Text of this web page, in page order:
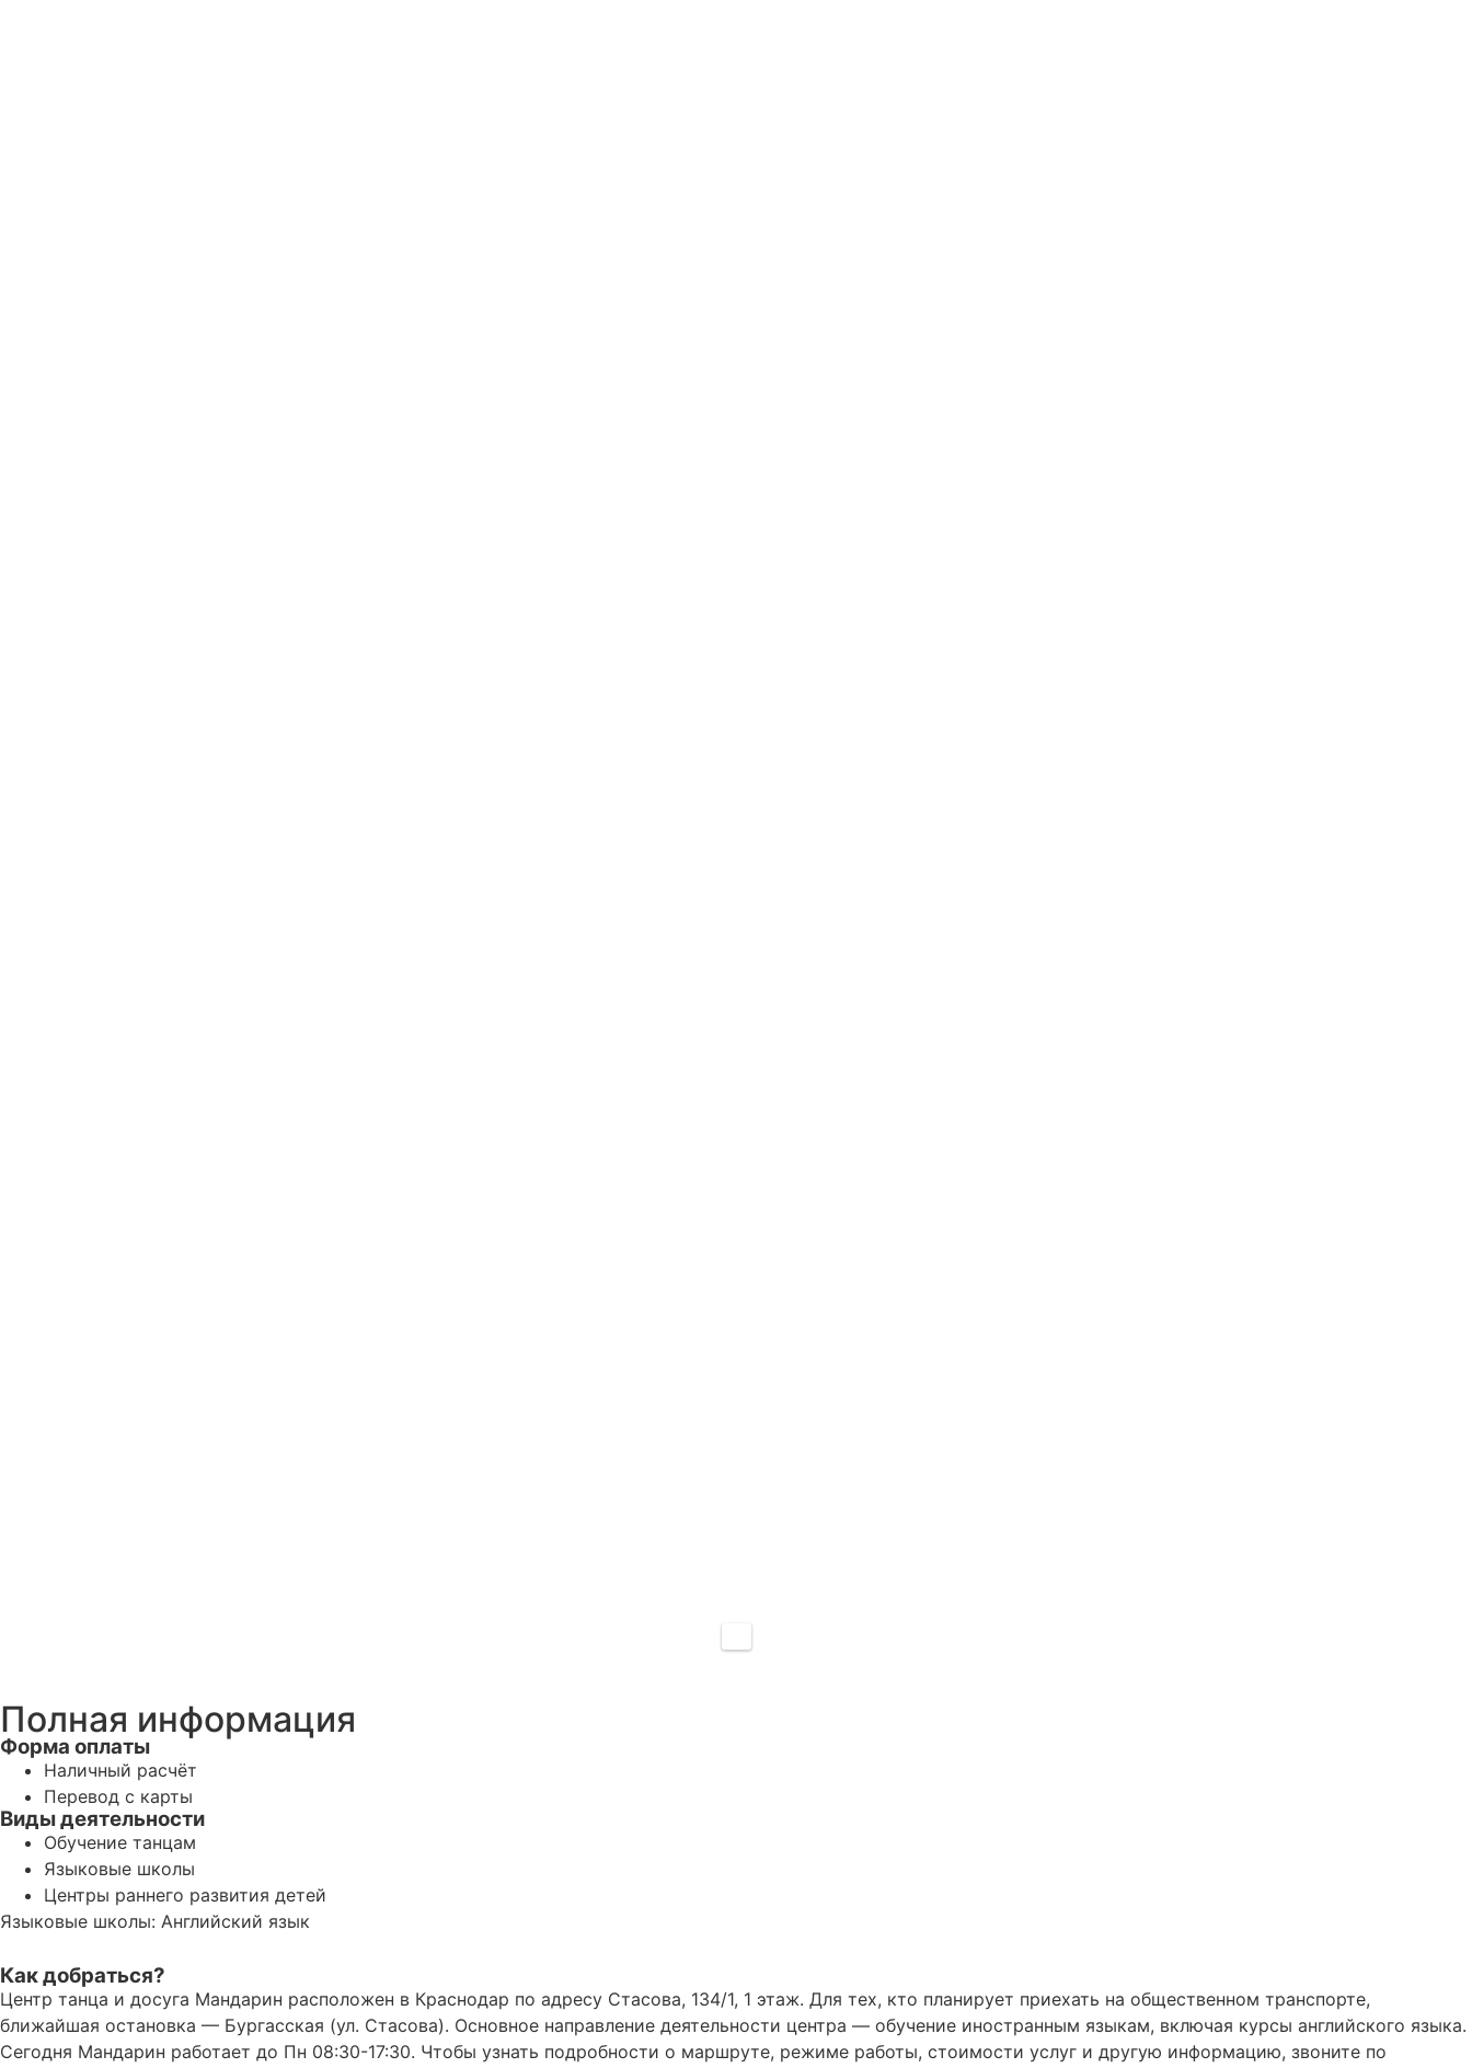
Полная информация
Форма оплаты
Наличный расчёт
Перевод с карты
Виды деятельности
Обучение танцам
Языковые школы
Центры раннего развития детей
Языковые школы: Английский язык
Как добраться?
Центр танца и досуга Мандарин расположен в Краснодар по адресу Стасова, 134/1, 1 этаж. Для тех, кто планирует приехать на общественном транспорте,
ближайшая остановка — Бургасская (ул. Стасова). Основное направление деятельности центра — обучение иностранным языкам, включая курсы английского языка.
Сегодня Мандарин работает до Пн 08:30-17:30. Чтобы узнать подробности о маршруте, режиме работы, стоимости услуг и другую информацию, звоните по